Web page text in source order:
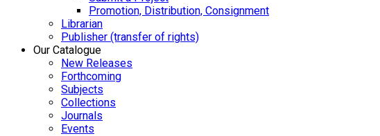
Promotion, Distribution, Consignment
Librarian
Publisher (transfer of rights)
Our Catalogue
New Releases
Forthcoming
Subjects
Collections
Journals
Events